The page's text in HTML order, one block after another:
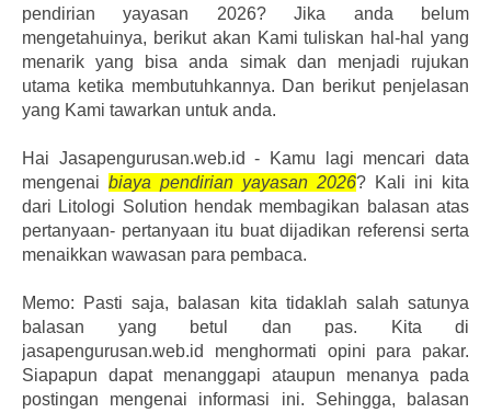
pendirian yayasan 2026? Jika anda belum
mengetahuinya, berikut akan Kami tuliskan hal-hal yang
menarik yang bisa anda simak dan menjadi rujukan
utama ketika membutuhkannya. Dan berikut penjelasan
yang Kami tawarkan untuk anda.
Hai Jasapengurusan.web.id - Kamu lagi mencari data
mengenai biaya pendirian yayasan 2026? Kali ini kita
dari Litologi Solution hendak membagikan balasan atas
pertanyaan- pertanyaan itu buat dijadikan referensi serta
menaikkan wawasan para pembaca.
Memo: Pasti saja, balasan kita tidaklah salah satunya
balasan yang betul dan pas. Kita di
jasapengurusan.web.id menghormati opini para pakar.
Siapapun dapat menanggapi ataupun menanya pada
postingan mengenai informasi ini. Sehingga, balasan